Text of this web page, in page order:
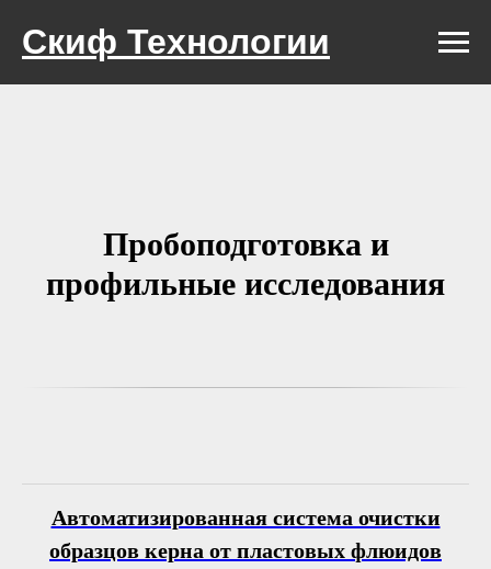
Скиф Технологии
Пробоподготовка и
профильные исследования
Автоматизированная система очистки
образцов керна от пластовых флюидов